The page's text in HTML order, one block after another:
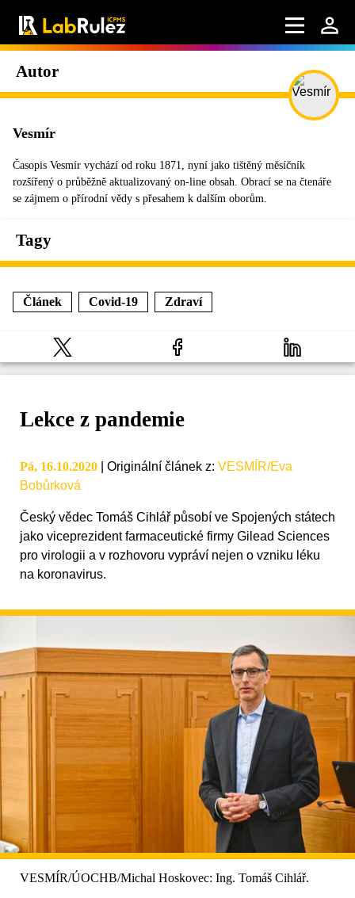
Autor
Vesmír
Časopis Vesmír vychází od roku 1871, nyní jako tištěný měsíčník
rozšířený o průběžně aktualizovaný on-line obsah. Obrací se na čtenáře
se zájmem o přírodní vědy s přesahem k dalším oborům.
Tagy
Článek Covid-19 Zdraví
Lekce z pandemie
Pá, 16.10.2020 Originální článek z: VESMÍR/Eva
Bobůrková
Český vědec Tomáš Cihlář působí ve Spojených státech
jako viceprezident farmaceutické firmy Gilead Sciences
pro virologii a v rozhovoru vypráví nejen o vzniku léku
na koronavirus.
VESMÍR/ÚOCHB/Michal Hoskovec: Ing. Tomáš Cihlář.